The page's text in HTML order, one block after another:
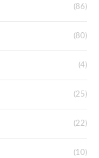
(86)
(80)
(4)
(25)
(22)
(10)